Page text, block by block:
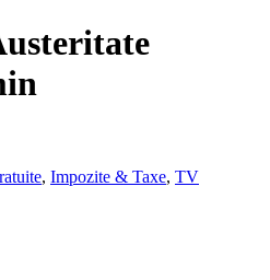
, Impozite & Taxe, TV